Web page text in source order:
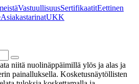
VastuullisuusSertifikaatitEettinen
AsiakastarinatUKK
niitä nuolinäppäimillä ylös ja alas ja
painalluksella. Kosketusnäytöllisten